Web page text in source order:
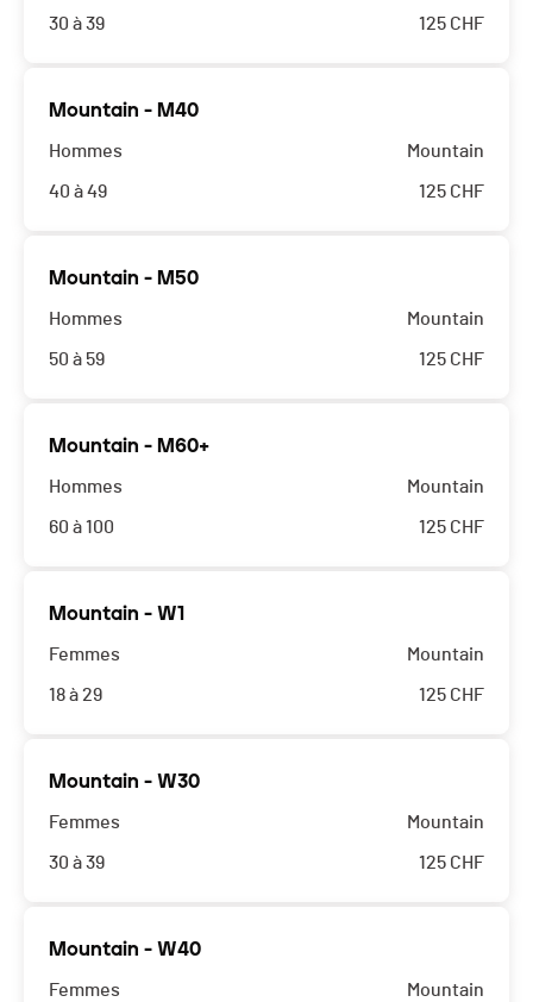
30 à 39 125 CHF
Mountain - M40
Hommes
40 à 49
Mountain
125 CHF
Mountain - M50
Hommes
50 à 59
Mountain
125 CHF
Mountain - M60+
Hommes
60 à 100
Mountain
125 CHF
Mountain - W1
Femmes
18 à 29
Mountain
125 CHF
Mountain - W30
Femmes
30 à 39
Mountain
125 CHF
Mountain - W40
Femmes Mountain